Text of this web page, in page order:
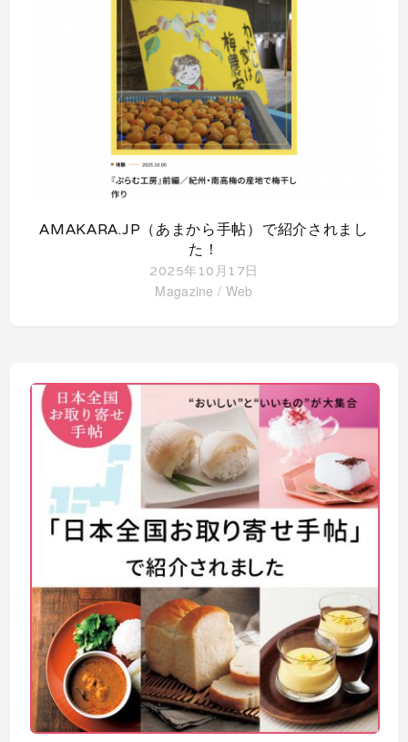
AMAKARA.JP（あまから手帖）で紹介されまし
た！
2025年10月17日
Magazine / Web